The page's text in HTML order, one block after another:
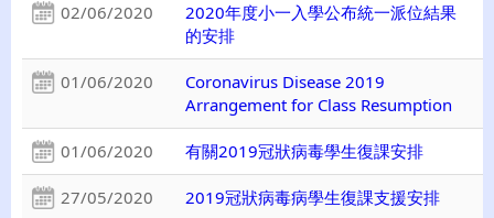
02/06/2020
2020年度小一入學公布統一派位結果
的安排
01/06/2020
Coronavirus Disease 2019
Arrangement for Class Resumption
01/06/2020 有關2019冠狀病毒學生復課安排
27/05/2020 2019冠狀病毒病學生復課支援安排